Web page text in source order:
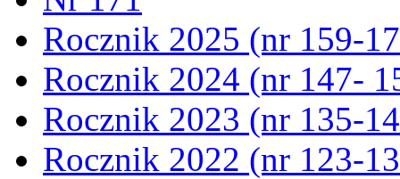
Rocznik 2025 (nr 159-
Rocznik 2024 (nr 147-
Rocznik 2023 (nr 135-
Rocznik 2022 (nr 123-